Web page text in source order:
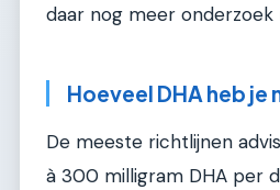
daar nog meer onderzoek
Hoeveel DHA heb je
De meeste richtlijnen
à 300 milligram DHA per